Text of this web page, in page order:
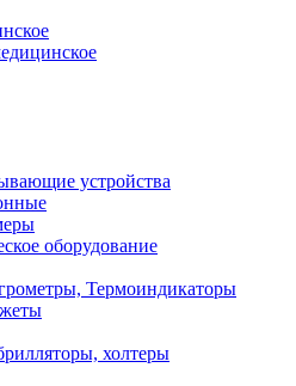
устройства
оборудование
Термоиндикаторы
холтеры